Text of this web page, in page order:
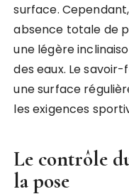
surface.
absence totale de
une légère
des eaux. Le
une surface
les exigences
Le contrôle
la pose